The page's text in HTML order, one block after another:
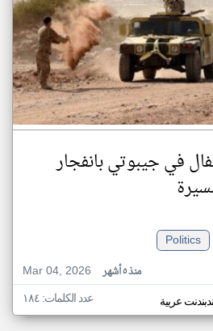
4 أطفال في جيبوتي بانفجار
Politics
Mar 04, 2026
منذ ٥ أشهر
عربية عدد الكلمات: ١٨٤